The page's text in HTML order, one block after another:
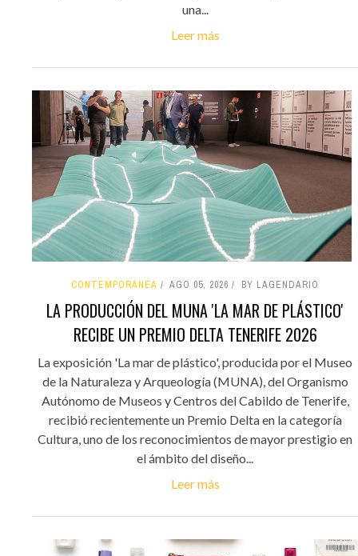
una...
Leer más
CONTEMPORÁNEA AGO 05, 2026 BY LAGENDARIO
LA PRODUCCIÓN DEL MUNA 'LA MAR DE PLÁSTICO'
RECIBE UN PREMIO DELTA TENERIFE 2026
La exposición 'La mar de plástico', producida por el Museo
de la Naturaleza y Arqueología (MUNA), del Organismo
Autónomo de Museos y Centros del Cabildo de Tenerife,
recibió recientemente un Premio Delta en la categoría
Cultura, uno de los reconocimientos de mayor prestigio en
el ámbito del diseño...
Leer más